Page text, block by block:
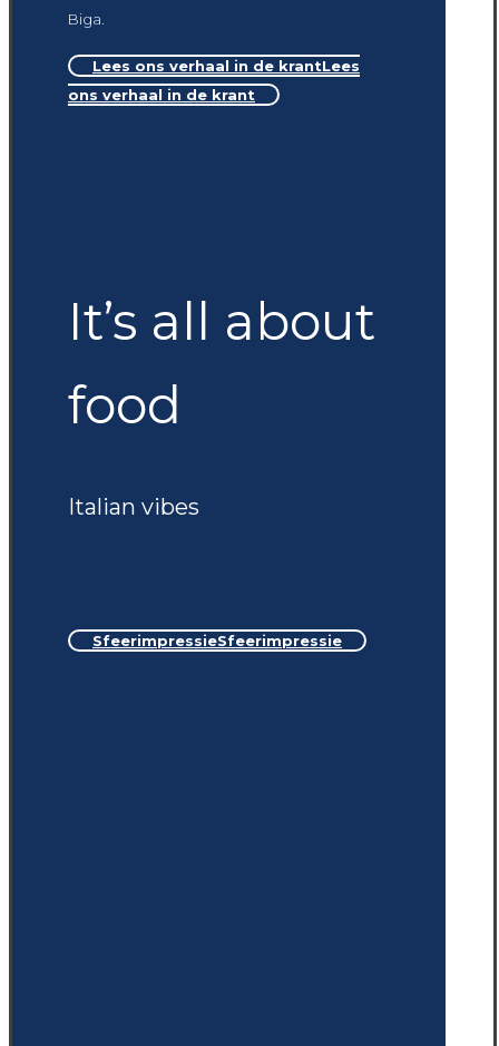
Biga.
Lees ons verhaal in de krantLees
ons verhaal in de krant
It’s all about
food
Italian vibes
SfeerimpressieSfeerimpressie